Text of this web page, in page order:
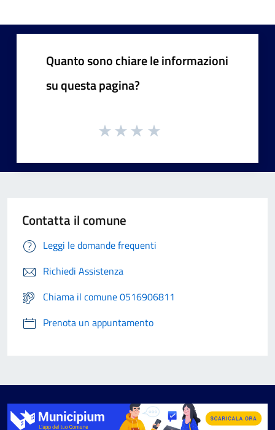
Quanto sono chiare le informazioni
su questa pagina?
Contatta il comune
Leggi le domande frequenti
Richiedi Assistenza
Chiama il comune 0516906811
Prenota un appuntamento